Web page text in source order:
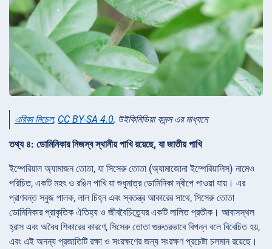
এরিকা মিচেল, CC BY-SA 4.0, উইকিমিডিয়া কমন্স এর মাধ্যমে
তথ্য ৪: ডোমিনিকার নিজস্ব স্থানীয় পাখি রয়েছে, যা জাতীয় পাখি
ইম্পেরিয়াল অ্যামাজন তোতা, যা সিসেরু তোতা (অ্যামাজোনা ইম্পেরিয়ালিস) নামেও
পরিচিত, একটি মহৎ ও রঙিন পাখি যা শুধুমাত্র ডোমিনিকা দ্বীপে পাওয়া যায়। এর
প্রাণবন্ত সবুজ পালক, লাল চিহ্ন এবং স্বতন্ত্র আকারের সাথে, সিসেরু তোতা
ডোমিনিকার প্রাকৃতিক ঐতিহ্য ও জীববৈচিত্র্যের একটি লালিত প্রতীক। আবাসস্থল
হ্রাস এবং অবৈধ শিকারের কারণে, সিসেরু তোতা গুরুতরভাবে বিপন্ন বলে বিবেচিত হয়,
এবং এই অনন্য প্রজাতিটি রক্ষা ও সংরক্ষণের জন্য সংরক্ষণ প্রচেষ্টা চলমান রয়েছে।